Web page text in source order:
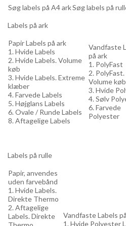
Søg labels på A4 arkSøg labels på
Labels på ark
Papir Labels på ark
1. Hvide Labels
2. Hvide Labels. Volume
køb
3. Hvide Labels. Extreme
klæber
4. Farvede Labels
5. Højglans Labels
6. Ovale / Runde Labels
8. Aftagelige Labels
Vandfaste
på ark
1. PolyFast
2. PolyFast.
Volume køb
3. Hvide
4. Sølv
6. Farvede
Polyester
Labels på rulle
Papir, anvendes
uden farvebånd
1. Hvide Labels.
Direkte Thermo
2. Aftagelige
Labels. Direkte
Vandfaste Labels
1. Hvide Polyester